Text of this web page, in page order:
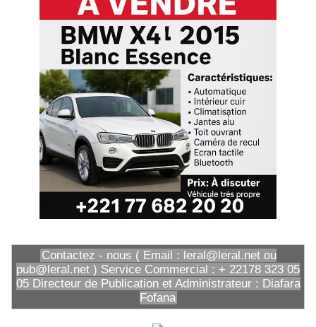
Contactez - nous ( Email : leral@leral.net ou
pub@leral.net ) Service Commercial : + 22178 323 05
05 Directeur de Publication et Administrateur : Diafara
Fofana